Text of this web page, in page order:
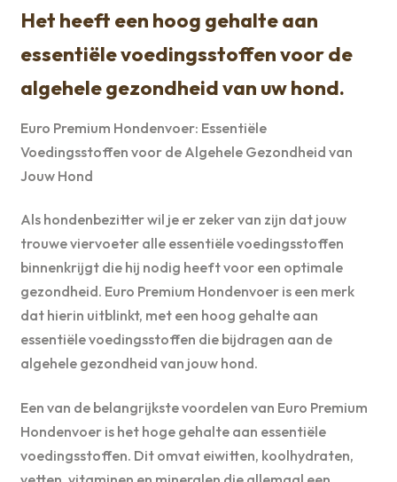
Het heeft een hoog gehalte aan
essentiële voedingsstoffen voor de
algehele gezondheid van uw hond.
Euro Premium Hondenvoer: Essentiële
Voedingsstoffen voor de Algehele Gezondheid van
Jouw Hond
Als hondenbezitter wil je er zeker van zijn dat jouw
trouwe viervoeter alle essentiële voedingsstoffen
binnenkrijgt die hij nodig heeft voor een optimale
gezondheid. Euro Premium Hondenvoer is een merk
dat hierin uitblinkt, met een hoog gehalte aan
essentiële voedingsstoffen die bijdragen aan de
algehele gezondheid van jouw hond.
Een van de belangrijkste voordelen van Euro Premium
Hondenvoer is het hoge gehalte aan essentiële
voedingsstoffen. Dit omvat eiwitten, koolhydraten,